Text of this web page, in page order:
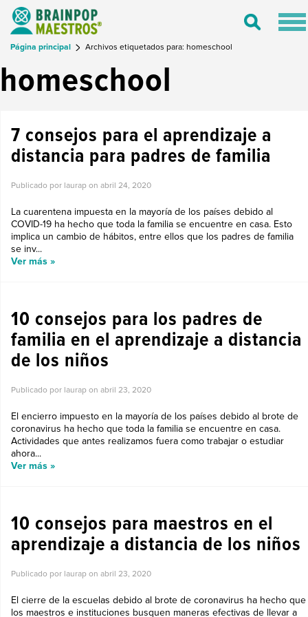
Toggle
Página principal Archivos etiquetados para: homeschool
homeschool
7 consejos para el aprendizaje a
distancia para padres de familia
Publicado por laurap on abril 24, 2020
La cuarentena impuesta en la mayoría de los países debido al
COVID-19 ha hecho que toda la familia se encuentre en casa. Esto
implica un cambio de hábitos, entre ellos que los padres de familia
se inv...
Ver más »
10 consejos para los padres de
familia en el aprendizaje a distancia
de los niños
Publicado por laurap on abril 23, 2020
El encierro impuesto en la mayoría de los países debido al brote de
coronavirus ha hecho que toda la familia se encuentre en casa.
Actividades que antes realizamos fuera como trabajar o estudiar
ahora...
Ver más »
10 consejos para maestros en el
aprendizaje a distancia de los niños
Publicado por laurap on abril 23, 2020
El cierre de la escuelas debido al brote de coronavirus ha hecho que
los maestros e instituciones busquen maneras efectivas de llevar a